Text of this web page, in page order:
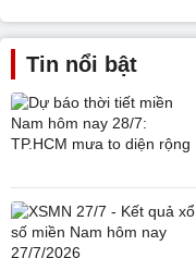
Tin nổi bật